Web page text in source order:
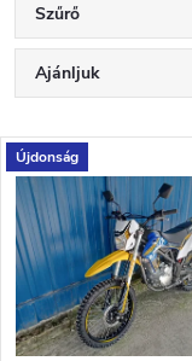
Szűrő
T
e
r
m
é
Ajánljuk
Legdrágább
Legnépszerűbb
ABC szerint
T
e
r
m
Újdonság